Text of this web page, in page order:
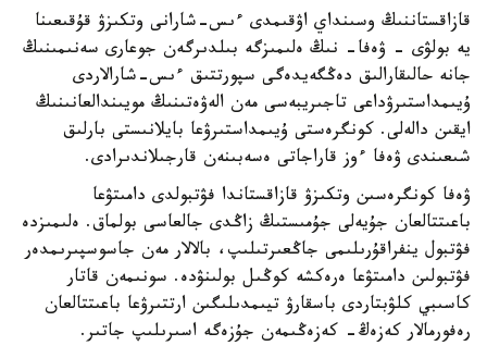
قازاقستاننىڭ وسىنداي اۋقىمدى ءىس-شارانى وتكىزۋ قۇقىعىنا
يە بولۋى - ۋەفا- نىڭ ەلىمىزگە بىلدىرگەن جوعارى سەنىمىنىڭ
جانە حالىقارالىق دەڭگەيدەگى سپورتتىق ءىس-شارالاردى
ۇيىمداستىرۋداعى تاجىريبەسى مەن الەۋەتىنىڭ مويىندالعانىنىڭ
ايقىن دالەلى. كونگرەستى ۇيىمداستىرۋعا بايلانىستى بارلىق
شىعىندى ۋەفا ءوز قاراجاتى ەسەبىنەن قارجىلاندىرادى.
ۋەفا كونگرەسىن وتكىزۋ قازاقستاندا فۋتبولدى دامىتۋعا
باعىتتالعان جۇيەلى جۇمىستىڭ زاڭدى جالعاسى بولماق. ەلىمىزدە
فۋتبول ينفراقۇرىلىمى جاڭعىرتىلىپ، بالالار مەن جاسوسپىرىمدەر
فۋتبولىن دامىتۋعا ەرەكشە كوڭىل بولىنۋدە. سونىمەن قاتار
كاسىبي كلۋبتاردى باسقارۋ تيىمدىلىگىن ارتتىرۋعا باعىتتالعان
رەفورمالار كەزەڭ- كەزەڭىمەن جۇزەگە اسىرىلىپ جاتىر.